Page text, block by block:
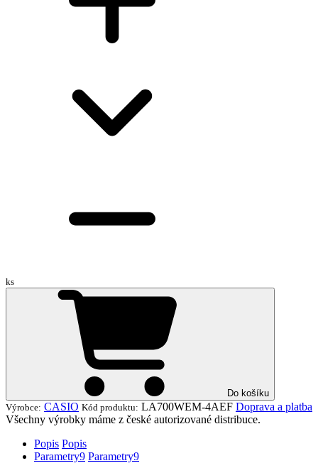
ks
Do košíku
Výrobce: CASIO Kód produktu: LA700WEM-4AEF Doprava a platba
Všechny výrobky máme z české autorizované distribuce.
Popis Popis
Parametry9 Parametry9